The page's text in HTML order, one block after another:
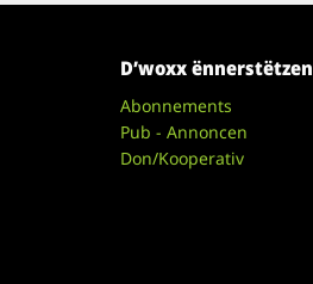
D’woxx ënnerstëtzen
Abonnements
Pub - Annoncen
Don/Kooperativ